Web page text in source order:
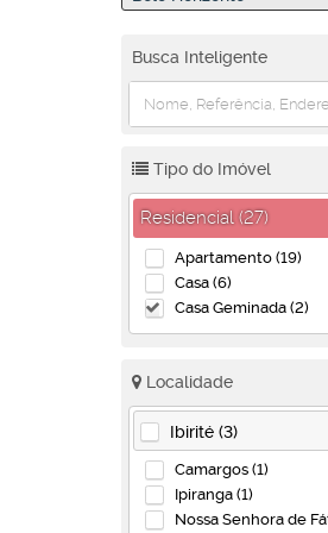
Busca Inteligente
Tipo do Imóvel
Residencial (27)
Apartamento (19)
Casa (6)
Casa Geminada (2)
Localidade
Ibirité (3)
Camargos (1)
Ipiranga (1)
Nossa Senhora de